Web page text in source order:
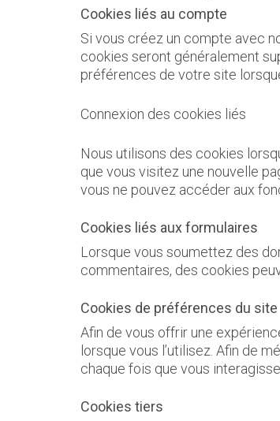
Cookies liés au compte
Si vous créez un compte avec
cookies seront généralement
préférences de votre site
Connexion des cookies liés
Nous utilisons des cookies
que vous visitez une nouvelle
vous ne pouvez accéder aux
Cookies liés aux formulaires
Lorsque vous soumettez des
commentaires, des cookies
Cookies de préférences du site
Afin de vous offrir une
lorsque vous l’utilisez. Afin de
chaque fois que vous
Cookies tiers